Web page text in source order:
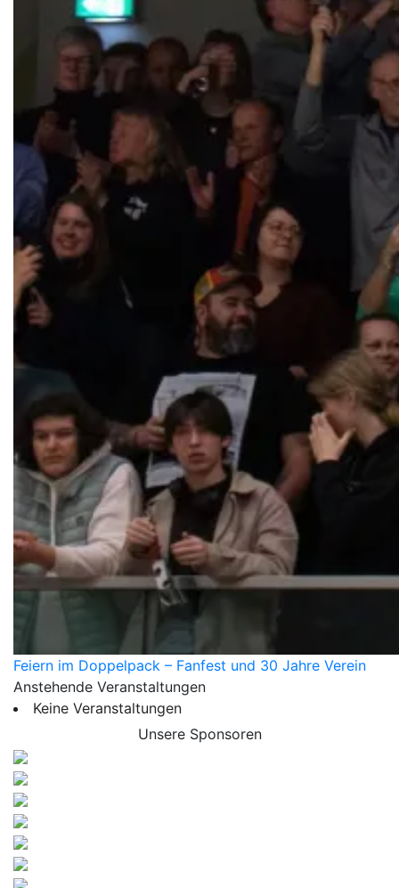
Feiern im Doppelpack – Fanfest und 30 Jahre Verein
Anstehende Veranstaltungen
Keine Veranstaltungen
Unsere Sponsoren